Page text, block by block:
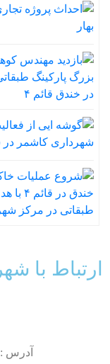
با شهرداری :
آدرس : کاشمر ،